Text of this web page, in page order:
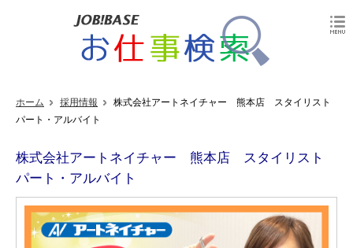
ホーム 採用情報
株式会社アートネイチャー 熊本店 スタイリスト
パート・アルバイト
株式会社アートネイチャー 熊本店 スタイリスト
パート・アルバイト